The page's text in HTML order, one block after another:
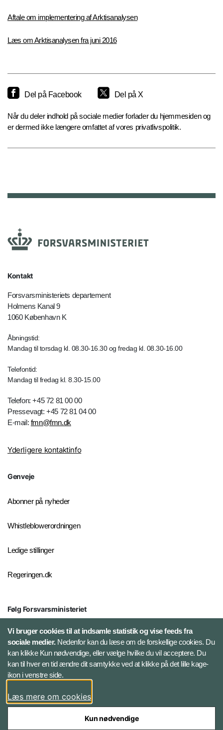
Aftale om implementering af Arktisanalysen
Læs om Arktisanalysen fra juni 2016
Del på Facebook Del på X
Når du deler indhold på sociale medier forlader du hjemmesiden og
er dermed ikke længere omfattet af vores privatlivspolitik.
Kontakt
Forsvarsministeriets departement
Holmens Kanal 9
1060 København K
Åbningstid:
Mandag til torsdag kl. 08.30-16.30 og fredag kl. 08.30-16.00
Telefontid:
Mandag til fredag kl. 8.30-15.00
Telefon: +45 72 81 00 00
Pressevagt: +45 72 81 04 00
E-mail: fmn@fmn.dk
Yderligere kontaktinfo
Genveje
Abonner på nyheder
Whistleblowerordningen
Ledige stillinger
Regeringen.dk
Følg Forsvarsministeriet
X
LinkedIn
Instagram
Vi bruger cookies til at indsamle statistik og vise feeds fra
sociale medier.Nedenfor kan du læse om de forskellige cookies. Du
kan klikke Kun nødvendige, eller vælge hvilke du vil acceptere. Du
kan til hver en tid ændre dit samtykke ved at klikke på det lille kage-
ikon i venstre side.
Læs mere om cookies
Kun nødvendige